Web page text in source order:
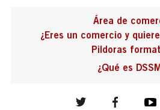
¿Qué es
Área de
¿Eres un comercio y
Pildoras